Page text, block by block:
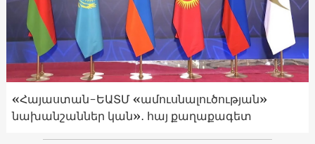
«Հայաստան-ԵԱՏՄ «ամուսնալուծության»
նախանշաններ կան»․ հայ քաղաքագետ